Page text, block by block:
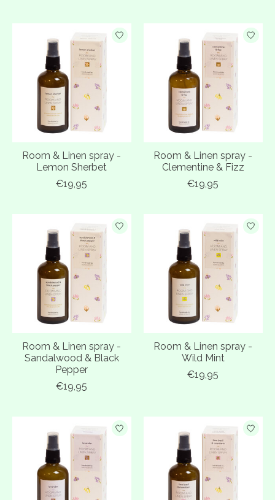
Room & Linen spray -
Lemon Sherbet
€19,95
Room & Linen spray -
Clementine & Fizz
€19,95
Room & Linen spray -
Sandalwood & Black
Pepper
€19,95
Room & Linen spray -
Wild Mint
€19,95